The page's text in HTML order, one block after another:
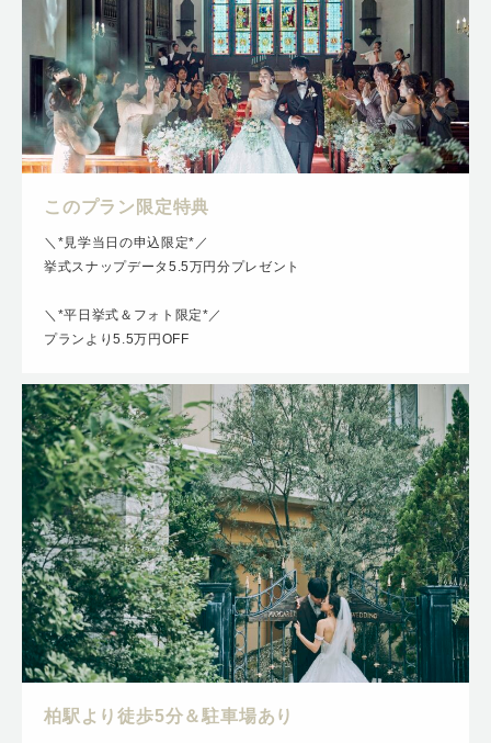
このプラン限定特典
＼*見学当日の申込限定*／
挙式スナップデータ5.5万円分プレゼント
＼*平日挙式＆フォト限定*／
プランより5.5万円OFF
柏駅より徒歩5分＆駐車場あり